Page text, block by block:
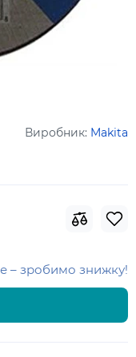
Виробник: Makita
– зробимо знижку!